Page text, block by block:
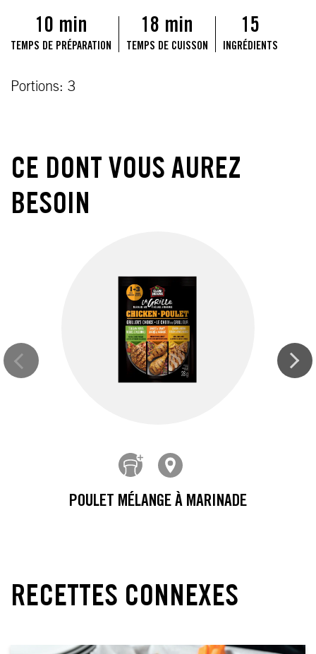
10 min
TEMPS DE PRÉPARATION
18 min
TEMPS DE CUISSON
15
INGRÉDIENTS
Portions: 3
CE DONT VOUS AUREZ
BESOIN
POULET MÉLANGE À MARINADE
RECETTES CONNEXES